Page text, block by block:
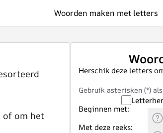
Woorden maken met letters
of om het
Herschik deze letters
Gebruik asterisken (*)
Beginnen met:
Met deze reeks: